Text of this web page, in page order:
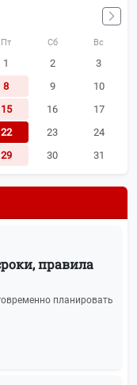
Пт Сб Вс
1 2
3
8 9
10
15 16
17
22 23
24
29 30 31
правила
планировать